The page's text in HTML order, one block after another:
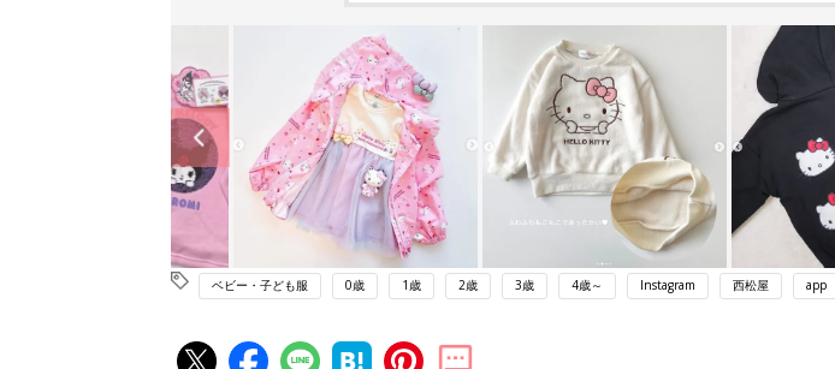
ベビー・子ども服 0歳 1歳 2歳 3歳 4歳～ Instagram 西松屋 app